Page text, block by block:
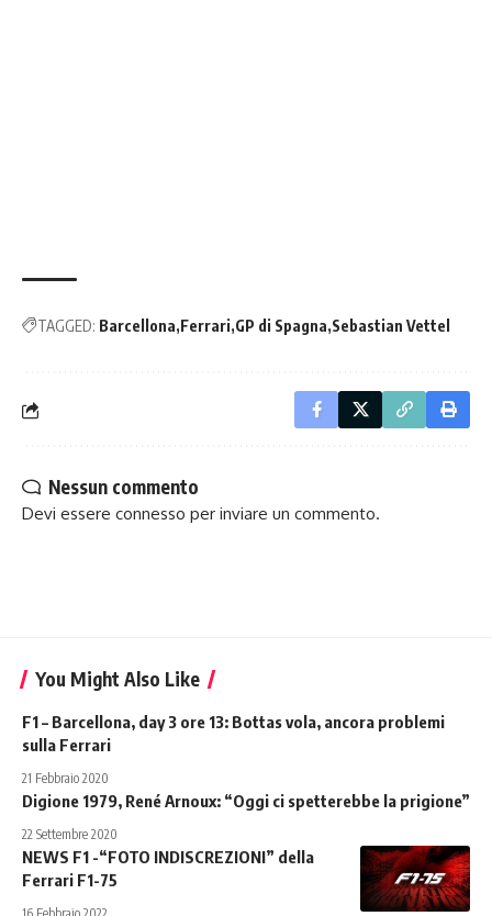
TAGGED: Barcellona Ferrari GP di Spagna Sebastian Vettel
Nessun commento
Devi essere connesso per inviare un commento.
You Might Also Like
F1 – Barcellona, day 3 ore 13: Bottas vola, ancora problemi
sulla Ferrari
21 Febbraio 2020
Digione 1979, René Arnoux: “Oggi ci spetterebbe la prigione”
22 Settembre 2020
NEWS F1 -“FOTO INDISCREZIONI” della
Ferrari F1-75